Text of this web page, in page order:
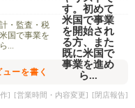
・監査・税
国で事業を
...
ューを書く
] [営業時間・内容変更] [閉店報告]